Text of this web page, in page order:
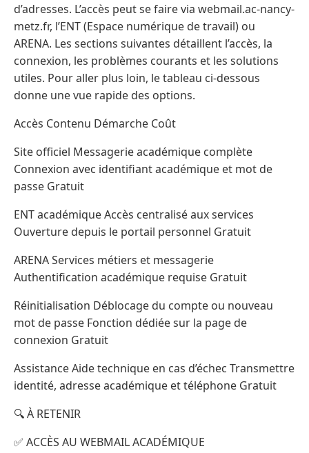
d’adresses. L’accès peut se faire via webmail.ac-nancy-
metz.fr, l’ENT (Espace numérique de travail) ou
ARENA. Les sections suivantes détaillent l’accès, la
connexion, les problèmes courants et les solutions
utiles. Pour aller plus loin, le tableau ci-dessous
donne une vue rapide des options.
Accès Contenu Démarche Coût
Site officiel Messagerie académique complète
Connexion avec identifiant académique et mot de
passe Gratuit
ENT académique Accès centralisé aux services
Ouverture depuis le portail personnel Gratuit
ARENA Services métiers et messagerie
Authentification académique requise Gratuit
Réinitialisation Déblocage du compte ou nouveau
mot de passe Fonction dédiée sur la page de
connexion Gratuit
Assistance Aide technique en cas d’échec Transmettre
identité, adresse académique et téléphone Gratuit
🔍 À RETENIR
✅ ACCÈS AU WEBMAIL ACADÉMIQUE